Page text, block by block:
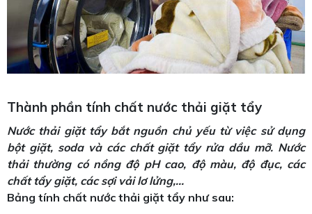
Thành phần tính chất nước thải giặt tẩy
Nước thải giặt tẩy bắt nguồn chủ yếu từ việc sử dụng
bột giặt, soda và các chất giặt tẩy rửa dầu mỡ. Nước
thải thường có nồng độ pH cao, độ màu, độ đục, các
chất tẩy giặt, các sợi vải lơ lửng,…
Bảng tính chất nước thải giặt tẩy như sau: